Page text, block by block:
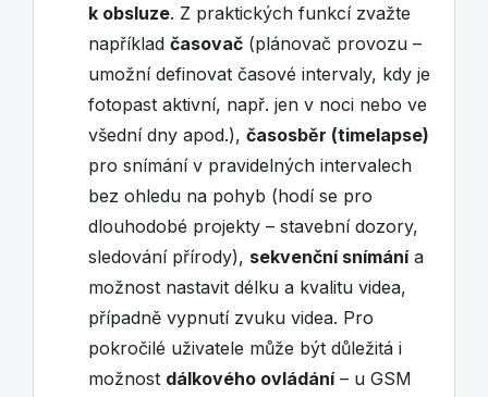
k obsluze. Z praktických funkcí zvažte
například časovač (plánovač provozu –
umožní definovat časové intervaly, kdy je
fotopast aktivní, např. jen v noci nebo ve
všední dny apod.), časosběr (timelapse)
pro snímání v pravidelných intervalech
bez ohledu na pohyb (hodí se pro
dlouhodobé projekty – stavební dozory,
sledování přírody), sekvenční snímánía
možnost nastavit délku a kvalitu videa,
případně vypnutí zvuku videa. Pro
pokročilé uživatele může být důležitá i
možnost dálkového ovládání– u GSM